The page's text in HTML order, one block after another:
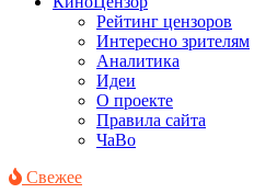
Рейтинг цензоров
Интересно зрителям
Аналитика
Идеи
О проекте
Правила сайта
ЧаВо
Свежее